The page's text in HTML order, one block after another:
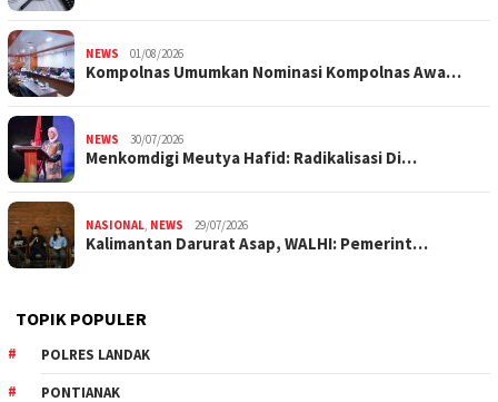
NEWS 01/08/2026
Kompolnas Umumkan Nominasi Kompolnas Awa…
NEWS 30/07/2026
Menkomdigi Meutya Hafid: Radikalisasi Di…
NASIONAL, NEWS 29/07/2026
Kalimantan Darurat Asap, WALHI: Pemerint…
TOPIK POPULER
POLRES LANDAK
PONTIANAK